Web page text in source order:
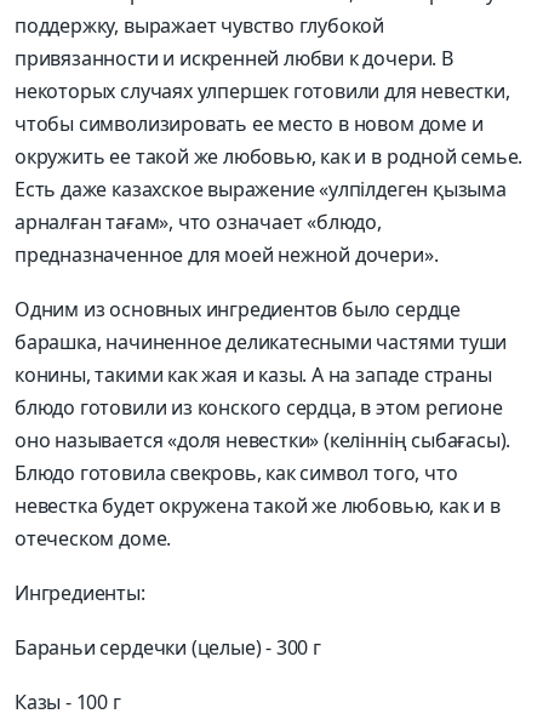
поддержку, выражает чувство глубокой
привязанности и искренней любви к дочери. В
некоторых случаях улпершек готовили для невестки,
чтобы символизировать ее место в новом доме и
окружить ее такой же любовью, как и в родной семье.
Есть даже казахское выражение «улпілдеген қызыма
арналған тағам», что означает «блюдо,
предназначенное для моей нежной дочери».
Одним из основных ингредиентов было сердце
барашка, начиненное деликатесными частями туши
конины, такими как жая и казы. А на западе страны
блюдо готовили из конского сердца, в этом регионе
оно называется «доля невестки» (келіннің сыбағасы).
Блюдо готовила свекровь, как символ того, что
невестка будет окружена такой же любовью, как и в
отеческом доме.
Ингредиенты:
Бараньи сердечки (целые) - 300 г
Казы - 100 г